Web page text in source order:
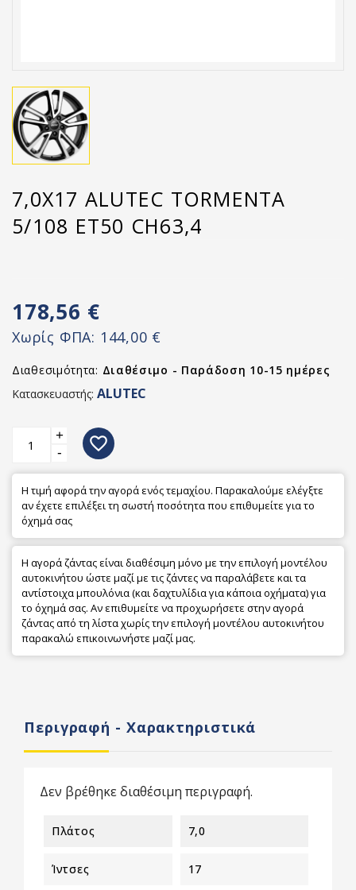
7,0X17 ALUTEC TORMENTA
5/108 ET50 CH63,4
178,56 €
Χωρίς ΦΠΑ: 144,00 €
Διαθεσιμότητα: Διαθέσιμο - Παράδοση 10-15 ημέρες
Κατασκευαστής: ALUTEC
+
-
favorite_border
Η τιμή αφορά την αγορά ενός τεμαχίου. Παρακαλούμε ελέγξτε
αν έχετε επιλέξει τη σωστή ποσότητα που επιθυμείτε για το
όχημά σας
Η αγορά ζάντας είναι διαθέσιμη μόνο με την επιλογή μοντέλου
αυτοκινήτου ώστε μαζί με τις ζάντες να παραλάβετε και τα
αντίστοιχα μπουλόνια (και δαχτυλίδια για κάποια οχήματα) για
το όχημά σας. Αν επιθυμείτε να προχωρήσετε στην αγορά
ζάντας από τη λίστα χωρίς την επιλογή μοντέλου αυτοκινήτου
παρακαλώ επικοινωνήστε μαζί μας.
Περιγραφή - Χαρακτηριστικά
Δεν βρέθηκε διαθέσιμη περιγραφή.
Πλάτος 7,0
Ίντσες 17